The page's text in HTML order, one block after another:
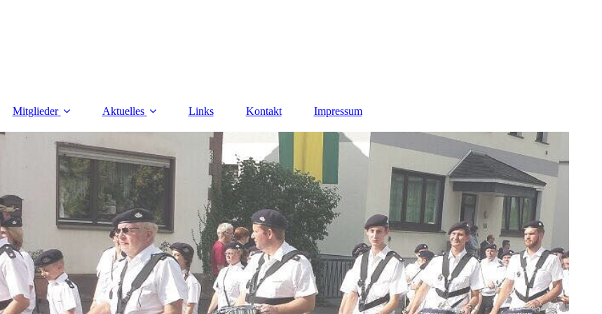
Mitglieder Aktuelles Links Kontakt Impressum